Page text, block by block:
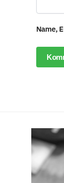
Name,
n
a
t
v